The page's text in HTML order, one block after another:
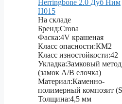
Herringbone 2.0 Дуб Ним
H015
На складе
Бренд:Crona
Фаска:4V крашеная
Класс опасности:КМ2
Класс изностойкости:42
Укладка:Замковый метод
(замок A/B елочка)
Материал:Каменно-
полимерный композит
Толщина:4,5 мм